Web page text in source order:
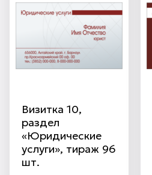
Визитка 10,
раздел
«Юридические
услуги», тираж 96
шт.